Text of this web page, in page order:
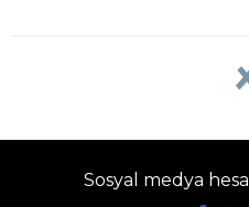
Sosyal medya